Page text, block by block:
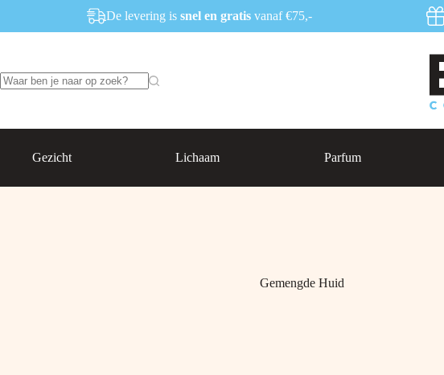
de
De levering issnel en gratis vanaf €75,-
Gezicht Lichaam Parfum
Gemengde Huid